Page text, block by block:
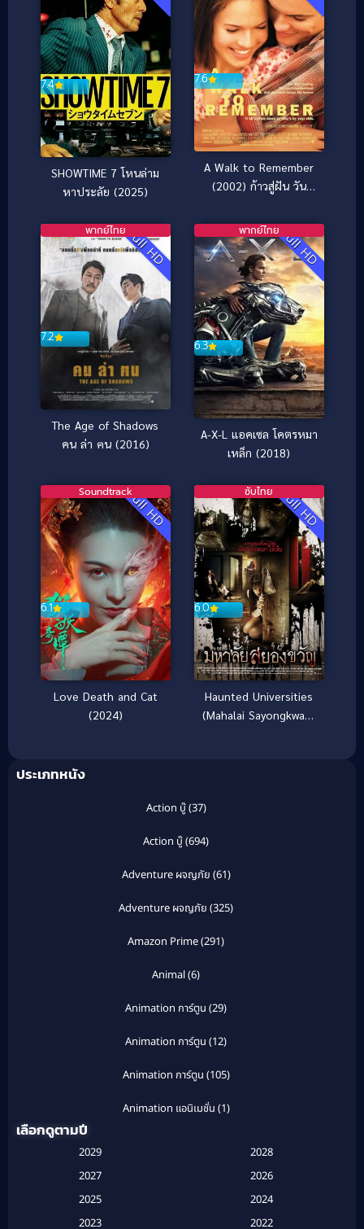
7.4
SHOWTIME 7 โหนล่าม
หาประลัย (2025)
7.6
A Walk to Remember
(2002) ก้าวสู่ฝัน วัน
Full HD
7.2
พากย์ไทย
The Age of Shadows
คน ล่า ฅน (2016)
Full HD
6.3
พากย์ไทย
A-X-L แอคเซล โคตรหมา
เหล็ก (2018)
Full HD
6.1
Soundtrack
Love Death and Cat
(2024)
Full HD
6.0
ซับไทย
Haunted Universities
(Mahalai Sayongkwan)
ประเภทหนัง
Action บู๊(37)
Action บู๊(694)
Adventure ผจญภัย (61)
Adventure ผจญภัย (325)
Amazon Prime(291)
Animal(6)
Animation การ์ตูน (29)
Animation การ์ตูน (12)
Animation การ์ตูน (105)
Animation แอนิเมชั่น (1)
เลือกดูตามปี
2029
2028
2027
2026
2025
2024
2023
2022